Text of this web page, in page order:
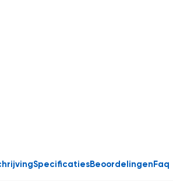
Specificaties Beoordelingen Faq